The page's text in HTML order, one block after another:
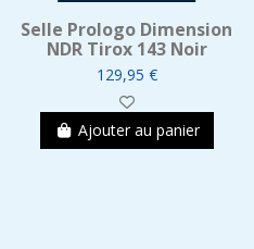
Selle Prologo Dimension
NDR Tirox 143 Noir
129,95 €
Ajouter au panier